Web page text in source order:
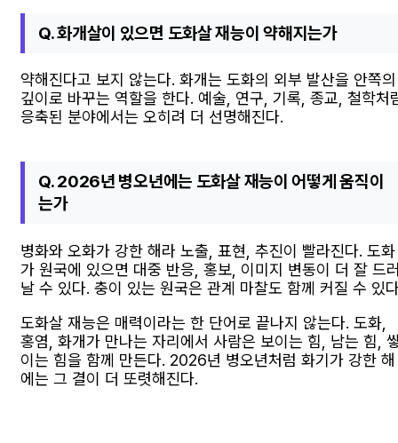
Q. 화개살이 있으면 도화살 재능이 약해지는가
약해진다고 보지 않는다. 화개는 도화의 외부 발산을 안쪽의
깊이로 바꾸는 역할을 한다. 예술, 연구, 기록, 종교, 철학처
응축된 분야에서는 오히려 더 선명해진다.
Q. 2026년 병오년에는 도화살 재능이 어떻게 움직이
는가
병화와 오화가 강한 해라 노출, 표현, 추진이 빨라진다. 도화
가 원국에 있으면 대중 반응, 홍보, 이미지 변동이 더 잘 드
날 수 있다. 충이 있는 원국은 관계 마찰도 함께 커질 수 있
도화살 재능은 매력이라는 한 단어로 끝나지 않는다. 도화,
홍염, 화개가 만나는 자리에서 사람은 보이는 힘, 남는 힘,
이는 힘을 함께 만든다. 2026년 병오년처럼 화기가 강한 해
에는 그 결이 더 또렷해진다.